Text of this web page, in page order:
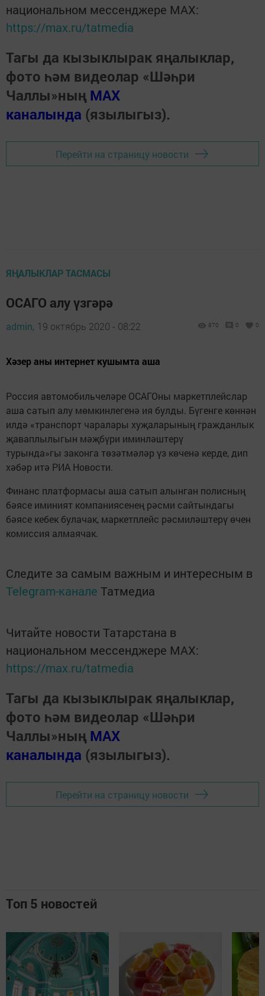
национальном мессенджере MАХ:
https://max.ru/tatmedia
Тагы да кызыклырак яңалыклар,
фото һәм видеолар «Шәһри
Чаллы»ның MAX
каналында (язылыгыз).
Перейти на страницу новости
ЯҢАЛЫКЛАР ТАСМАСЫ
ОСАГО алу үзгәрә
admin, 19 октябрь 2020 - 08:22 870 0 0
Хәзер аны интернет кушымта аша
Россия автомобильчеләре ОСАГОны маркетплейслар
аша сатып алу мөмкинлегенә ия булды. Бүгенге көннән
илдә «транспорт чаралары хуҗаларының гражданлык
җаваплылыгын мәҗбүри иминләштерү
турында»гы законга төзәтмәләр үз көченә керде, дип
хәбәр итә РИА Новости.
Финанс платформасы аша сатып алынган полисның
бәясе иминият компаниясенең рәсми сайтындагы
бәясе кебек булачак, маркетплейс рәсмиләштерү өчен
комиссия алмаячак.
Следите за самым важным и интересным в
Telegram-канале Татмедиа
Читайте новости Татарстана в
национальном мессенджере MАХ:
https://max.ru/tatmedia
Тагы да кызыклырак яңалыклар,
фото һәм видеолар «Шәһри
Чаллы»ның MAX
каналында (язылыгыз).
Перейти на страницу новости
Топ 5 новостей